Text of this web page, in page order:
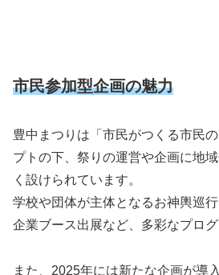
市民参加型企画の魅力
豊中まつりは「市民がつくる市民
プトの下、祭りの運営や企画に地
く設けられています。
学校や団体が主体となるお神輿巡
企業ブース出展など、多彩なプロ
また、 2025年には新たな企画が導